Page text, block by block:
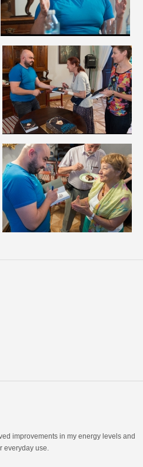
improvements in my energy levels and
everyday use.